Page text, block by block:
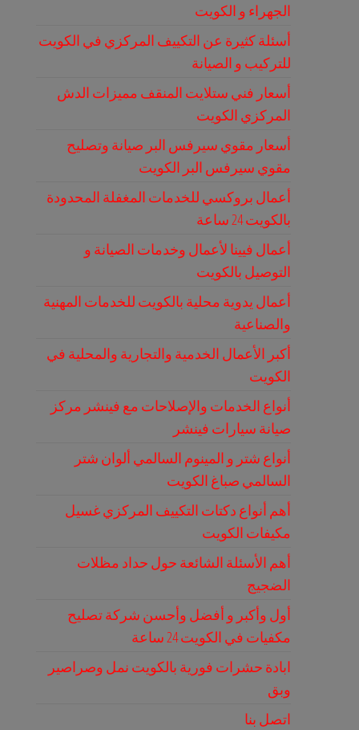
الجهراء و الكويت
أسئلة كثيرة عن التكييف المركزي في الكويت
للتركيب و الصيانة
أسعار فني ستلايت المنقف مميزات الدش
المركزي الكويت
أسعار مقوي سيرفس البر صيانة وتصليح
مقوي سيرفس البر الكويت
أعمال بروكسي للخدمات المغفلة المحدودة
بالكويت 24 ساعة
أعمال فيينا لأعمال وخدمات الصيانة و
التوصيل بالكويت
أعمال يدوية محلية بالكويت للخدمات المهنية
والصناعية
أكبر الأعمال الخدمية والتجارية والمحلية في
الكويت
أنواع الخدمات والإصلاحات مع فينشر مركز
صيانة سيارات فينشر
أنواع شتر و المينوم السالمي ألوان شتر
السالمي صباغ الكويت
أهم أنواع دكتات التكييف المركزي غسيل
مكيفات الكويت
أهم الأسئلة الشائعة حول حداد مظلات
الضجيج
أول وأكبر و أفضل وأحسن شركة تصليح
مكفيات في الكويت 24 ساعة
ابادة حشرات فورية بالكويت نمل وصراصير
وبق
اتصل بنا